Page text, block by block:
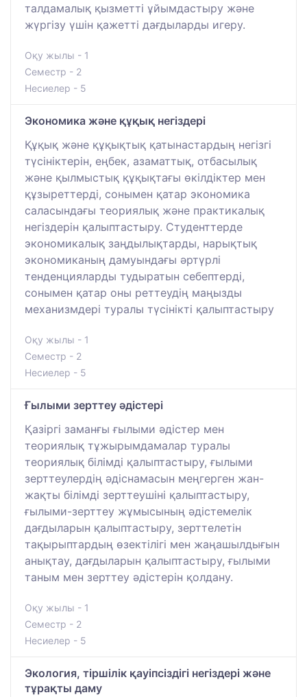
талдамалық қызметті ұйымдастыру және
жүргізу үшін қажетті дағдыларды игеру.
Оқу жылы - 1
Семестр - 2
Несиелер - 5
Экономика және құқық негіздері
Құқық және құқықтық қатынастардың негізгі
түсініктерін, еңбек, азаматтық, отбасылық
және қылмыстық құқықтағы өкілдіктер мен
құзыреттерді, сонымен қатар экономика
саласындағы теориялық және практикалық
негіздерін қалыптастыру. Студенттерде
экономикалық заңдылықтарды, нарықтық
экономиканың дамуындағы әртүрлі
тенденцияларды тудыратын себептерді,
сонымен қатар оны реттеудің маңызды
механизмдері туралы түсінікті қалыптастыру
Оқу жылы - 1
Семестр - 2
Несиелер - 5
Ғылыми зерттеу әдістері
Қазіргі заманғы ғылыми әдістер мен
теориялық тұжырымдамалар туралы
теориялық білімді қалыптастыру, ғылыми
зерттеулердің әдіснамасын меңгерген жан-
жақты білімді зерттеушіні қалыптастыру,
ғылыми-зерттеу жұмысының әдістемелік
дағдыларын қалыптастыру, зерттелетін
тақырыптардың өзектілігі мен жаңашылдығын
анықтау, дағдыларын қалыптастыру, ғылыми
таным мен зерттеу әдістерін қолдану.
Оқу жылы - 1
Семестр - 2
Несиелер - 5
Экология, тіршілік қауіпсіздігі негіздері және
тұрақты даму